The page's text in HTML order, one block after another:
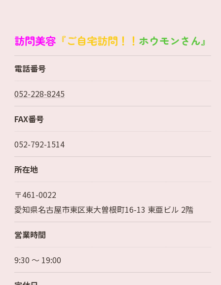
訪問美容『ご自宅訪問！！ ホウモンさん』
電話番号
052-228-8245
FAX番号
052-792-1514
所在地
〒461-0022
愛知県名古屋市東区東大曽根町16-13 東亜ビル 2階
営業時間
9:30 ～ 19:00